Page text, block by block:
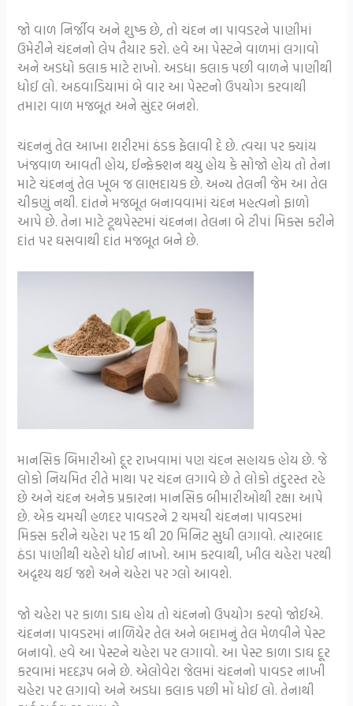
જો વાળ નિર્જીવ અને શુષ્ક છે, તો ચંદન ના પાવડરને પાણીમાં
ઉમેરીને ચંદનનો લેપ તૈયાર કરો. હવે આ પેસ્ટને વાળમાં લગાવો
અને અડધો કલાક માટે રાખો. અડધા કલાક પછી વાળને પાણીથી
ધોઈ લો. અઠવાડિયામાં બે વાર આ પેસ્ટનો ઉપયોગ કરવાથી
તમારા વાળ મજબૂત અને સુંદર બનશે.
ચંદનનું તેલ આખા શરીરમાં ઠંડક ફેલાવી દે છે. ત્વચા પર ક્યાંય
ખંજવાળ આવતી હોય, ઈન્ફેક્શન થયુ હોય કે સોજો હોય તો તેના
માટે ચંદનનું તેલ ખૂબ જ લાભદાયક છે. અન્ય તેલની જેમ આ તેલ
ચીકણું નથી. દાંતને મજબૂત બનાવવામાં ચંદન મહત્વનો ફાળો
આપે છે. તેના માટે ટૂથપેસ્ટમાં ચંદનના તેલના બે ટીપાં મિક્સ કરીને
દાંત પર ઘસવાથી દાંત મજબૂત બને છે.
માનસિક બિમારીઓ દૂર રાખવામાં પણ ચંદન સહાયક હોય છે. જે
લોકો નિયમિત રીતે માથા પર ચંદન લગાવે છે તે લોકો તંદુરસ્ત રહે
છે અને ચંદન અનેક પ્રકારના માનસિક બીમારીઓથી રક્ષા આપે
છે. એક ચમચી હળદર પાવડરને 2 ચમચી ચંદનના પાવડરમાં
મિક્સ કરીને ચહેરા પર 15 થી 20 મિનિટ સુધી લગાવો. ત્યારબાદ
ઠંડા પાણીથી ચહેરો ધોઈ નાખો. આમ કરવાથી, ખીલ ચહેરા પરથી
અદૃશ્ય થઈ જશે અને ચહેરા પર ગ્લો આવશે.
જો ચહેરા પર કાળા ડાઘ હોય તો ચંદનનો ઉપયોગ કરવો જોઈએ.
ચંદનના પાવડરમાં નાળિયેર તેલ અને બદામનું તેલ મેળવીને પેસ્ટ
બનાવો. હવે આ પેસ્ટને ચહેરા પર લગાવો. આ પેસ્ટ કાળા ડાઘ દૂર
કરવામાં મદદરૂપ બને છે. એલોવેરા જેલમાં ચંદનનો પાવડર નાખી
ચહેરા પર લગાવો અને અડધા કલાક પછી મોં ધોઈ લો. તેનાથી